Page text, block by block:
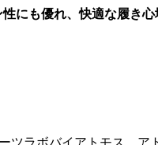
にも優れ、快適な履き